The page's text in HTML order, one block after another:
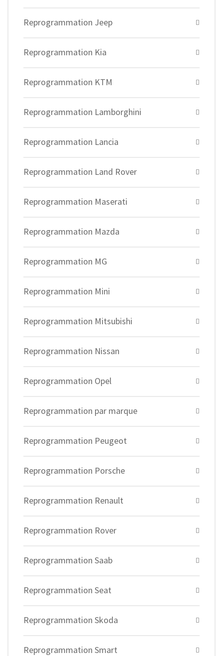
Reprogrammation Jeep
Reprogrammation Kia
Reprogrammation KTM
Reprogrammation Lamborghini
Reprogrammation Lancia
Reprogrammation Land Rover
Reprogrammation Maserati
Reprogrammation Mazda
Reprogrammation MG
Reprogrammation Mini
Reprogrammation Mitsubishi
Reprogrammation Nissan
Reprogrammation Opel
Reprogrammation par marque
Reprogrammation Peugeot
Reprogrammation Porsche
Reprogrammation Renault
Reprogrammation Rover
Reprogrammation Saab
Reprogrammation Seat
Reprogrammation Skoda
Reprogrammation Smart